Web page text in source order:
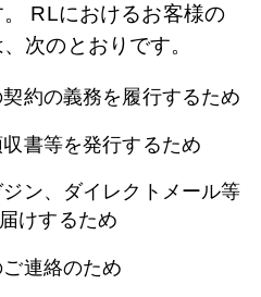
RLにおけるお客様の
次のとおりです。
約の義務を履行するため
書等を発行するため
ン、ダイレクトメール等
けするため
連絡のため